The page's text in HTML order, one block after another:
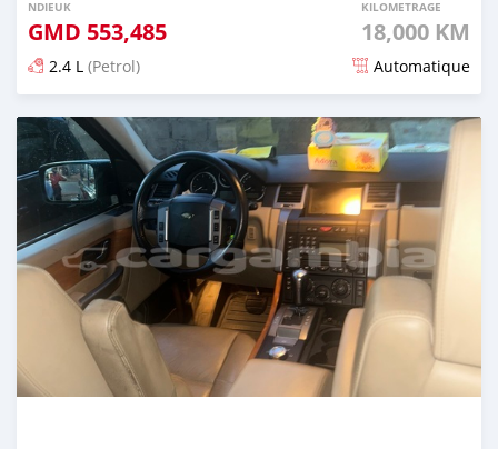
NDIEUK
GMD 553,485
KILOMETRAGE
18,000 KM
2.4 L (Petrol) Automatique
Dougal na niou ko depuis 6 months